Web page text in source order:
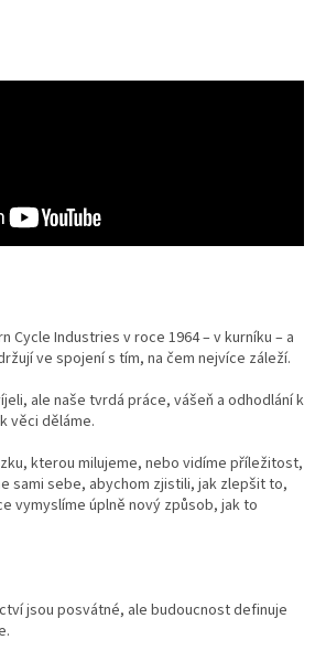
Cycle Industries v roce 1964 – v kurníku – a
ve spojení s tím, na čem nejvíce záleží.
ale naše tvrdá práce, vášeň a odhodlání k
věci děláme.
kterou milujeme, nebo vidíme příležitost,
sami sebe, abychom zjistili, jak zlepšit to,
vymyslíme úplně nový způsob, jak to
jsou posvátné, ale budoucnost definuje